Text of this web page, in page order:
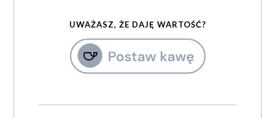
UWAŻASZ, ŻE DAJĘ WARTOŚĆ?